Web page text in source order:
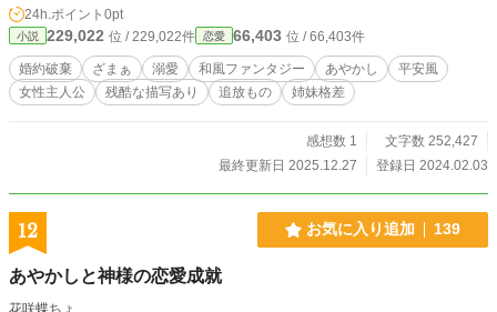
呪われた上司」の前日譚ですがこちらはＢＬではなく男女ＣＰとなっているた
め、ジャンルを女性向け恋愛にしています。
24h.ポイント 0pt
小説 229,022 位 / 229,022件 恋愛 66,403 位 / 66,403件
婚約破棄 ざまぁ 溺愛 和風ファンタジー あやかし
平安風
女性主人公
残酷な描写あり 追放もの 姉妹格差
感想数 1
文字数 252,427
最終更新日 2025.12.27
登録日 2024.02.03
12 お気に入り追加 139
あやかしと神様の恋愛成就
花咲蝶ちょ